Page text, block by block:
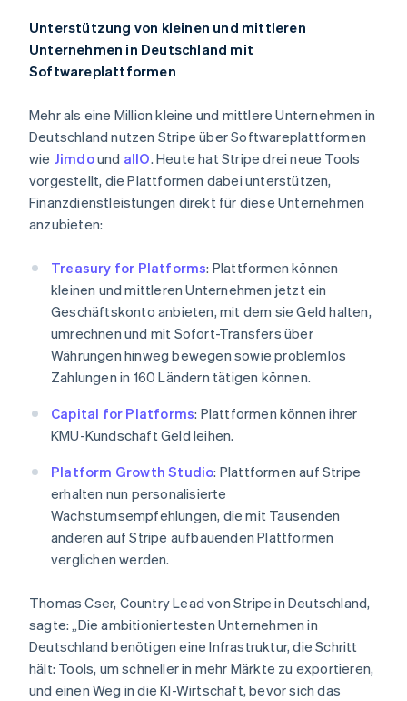
Unterstützung von kleinen und mittleren
Unternehmen in Deutschland mit
Softwareplattformen
Mehr als eine Million kleine und mittlere Unternehmen in
Deutschland nutzen Stripe über Softwareplattformen
wie Jimdound allO. Heute hat Stripe drei neue Tools
vorgestellt, die Plattformen dabei unterstützen,
Finanzdienstleistungen direkt für diese Unternehmen
anzubieten:
Treasury for Platforms: Plattformen können
kleinen und mittleren Unternehmen jetzt ein
Geschäftskonto anbieten, mit dem sie Geld halten,
umrechnen und mit Sofort-Transfers über
Währungen hinweg bewegen sowie problemlos
Zahlungen in 160 Ländern tätigen können.
Capital for Platforms: Plattformen können ihrer
KMU-Kundschaft Geld leihen.
Platform Growth Studio: Plattformen auf Stripe
erhalten nun personalisierte
Wachstumsempfehlungen, die mit Tausenden
anderen auf Stripe aufbauenden Plattformen
verglichen werden.
Thomas Cser, Country Lead von Stripe in Deutschland,
sagte: „Die ambitioniertesten Unternehmen in
Deutschland benötigen eine Infrastruktur, die Schritt
hält: Tools, um schneller in mehr Märkte zu exportieren,
und einen Weg in die KI-Wirtschaft, bevor sich das
Luxemburg
FrançaisDeutsch English
Malaysia
English简体中文
English
Mexiko
Español English
Neuseeland
English
Niederlande
Nederlands
English
Österreich
Deutsch English
Polen
English
Portugal
Português English
Rumänien
English
Schweden
SvenskaEnglish
Schweiz
DeutschFrançaisItaliano English
Singapur
English简体中文
Slowakei
English
EnglishItaliano
Sonderverwaltungsregion Hongkong,
China
English简体中文
Spanien
EspañolEnglish